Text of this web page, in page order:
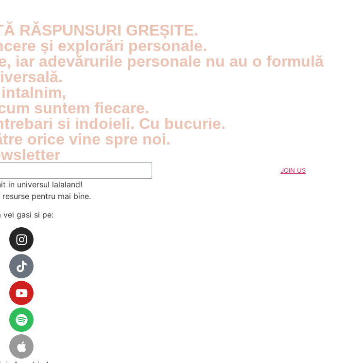
RĂSPUNSURI GREȘITE.
și explorări personale.
iar adevărurile personale nu au o formulă
intalnim,
suntem fiecare.
si indoieli. Cu bucurie.
orice vine spre noi.
JOIN US
in universul lalaland!
pentru mai bine.
vei gasi si pe: